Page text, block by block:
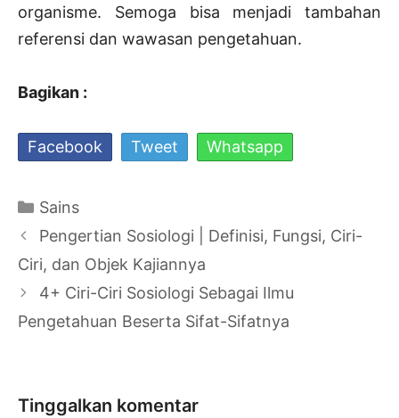
organisme. Semoga bisa menjadi tambahan
referensi dan wawasan pengetahuan.
Bagikan :
Facebook Tweet Whatsapp
Kategori
Sains
Navigasi
Tulisan
Pengertian Sosiologi | Definisi, Fungsi, Ciri-
Ciri, dan Objek Kajiannya
4+ Ciri-Ciri Sosiologi Sebagai Ilmu
Pengetahuan Beserta Sifat-Sifatnya
Tinggalkan komentar